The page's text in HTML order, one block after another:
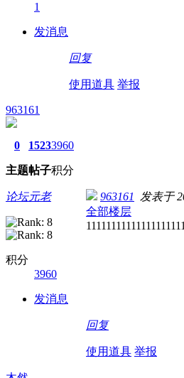
1
发消息
回复
使用道具 举报
963161
0
主题
1523
帖子
3960
积分
论坛元老
积分
3960
发消息
963161 发表于
全部楼层
回复
使用道具 举报